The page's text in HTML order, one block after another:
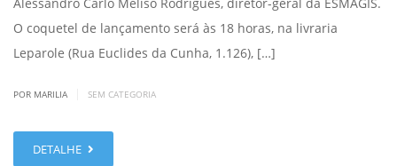
O coquetel de lançamento será às 18 horas, na livraria
Leparole (Rua Euclides da Cunha, 1.126), […]
POR MARILIA SEM CATEGORIA
DETALHE